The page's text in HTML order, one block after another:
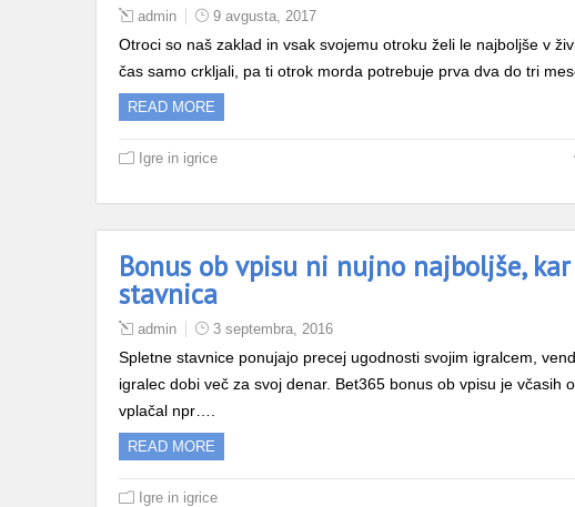
admin 9 avgusta, 2017
Otroci so naš zaklad in vsak svojemu otroku želi le najboljše v
čas samo crkljali, pa ti otrok morda potrebuje prva dva do tri
READ MORE
Igre in igrice
Bonus ob vpisu ni nujno najboljše,
stavnica
admin 3 septembra, 2016
Spletne stavnice ponujajo precej ugodnosti svojim igralcem,
igralec dobi več za svoj denar. Bet365 bonus ob vpisu je včasih
vplačal npr….
READ MORE
Igre in igrice